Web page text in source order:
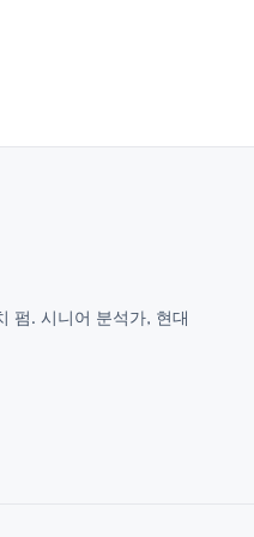
펌. 시니어 분석가, 현대